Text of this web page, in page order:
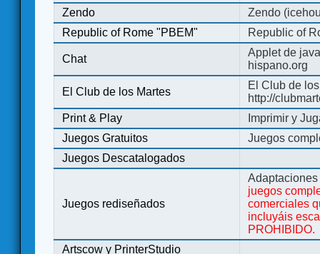
Zendo
Zendo
Republic of Rome "PBEM"
Republic of
Chat
Applet de
hispano.org
El Club de los Martes
El Club de
http://
Print & Play
Imprimir y
Juegos Gratuitos
Juegos
Juegos Descatalogados
Juegos rediseñados
juegos
comerciales
incluyáis
PROHIBIDO.
Artscow y PrinterStudio